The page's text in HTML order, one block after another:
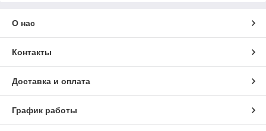
О нас
Контакты
Доставка и оплата
График работы